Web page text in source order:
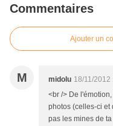
Commentaires
Ajouter un
M midolu 18/11/2012
<br /> De
photos (celles-ci et
pas les mines de